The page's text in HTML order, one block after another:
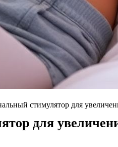
стимулятор для
для